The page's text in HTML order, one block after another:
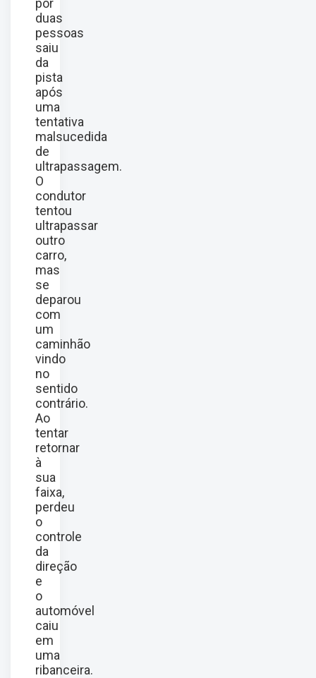
duas
pessoas
saiu
da
pista
após
uma
tentativa
malsucedida
de
ultrapassagem.
O
condutor
tentou
ultrapassar
outro
carro,
mas
se
deparou
com
um
caminhão
vindo
no
sentido
contrário.
Ao
tentar
retornar
à
sua
faixa,
perdeu
o
controle
da
direção
e
o
automóvel
caiu
em
uma
ribanceira.